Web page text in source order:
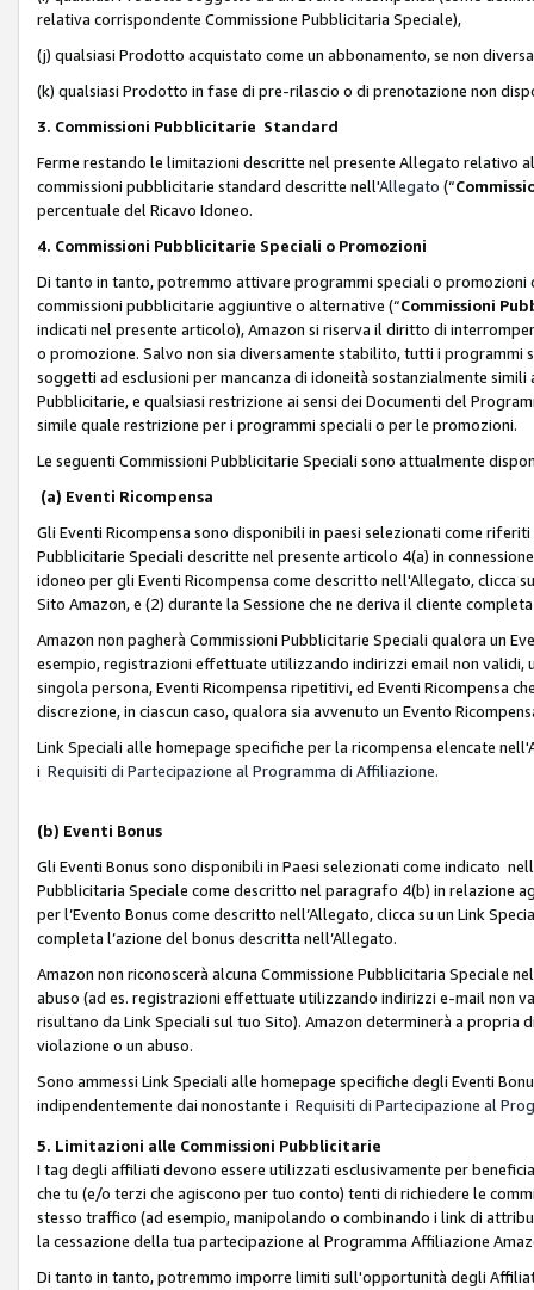
relativa corrispondente Commissione Pubblicitaria Speciale),
(j) qualsiasi Prodotto acquistato come un abbonamento, se non
(k) qualsiasi Prodotto in fase di pre-rilascio o di prenotazione non
3. Commissioni Pubblicitarie Standard
Ferme restando le limitazioni descritte nel presente Allegato relativo
commissioni pubblicitarie standard descritte nell'Allegato (“
percentuale del Ricavo Idoneo.
4. Commissioni Pubblicitarie Speciali o Promozioni
Di tanto in tanto, potremmo attivare programmi speciali o
commissioni pubblicitarie aggiuntive o alternative (“Commissioni
indicati nel presente articolo), Amazon si riserva il diritto di
o promozione. Salvo non sia diversamente stabilito, tutti i
soggetti ad esclusioni per mancanza di idoneità sostanzialmente
Pubblicitarie, e qualsiasi restrizione ai sensi dei Documenti del
simile quale restrizione per i programmi speciali o per le promozioni.
Le seguenti Commissioni Pubblicitarie Speciali sono attualmente
(a) Eventi Ricompensa
Gli Eventi Ricompensa sono disponibili in paesi selezionati come
Pubblicitarie Speciali descritte nel presente articolo 4(a) in
idoneo per gli Eventi Ricompensa come descritto nell'Allegato, clicca
Sito Amazon, e (2) durante la Sessione che ne deriva il cliente
Amazon non pagherà Commissioni Pubblicitarie Speciali qualora un
esempio, registrazioni effettuate utilizzando indirizzi email non
singola persona, Eventi Ricompensa ripetitivi, ed Eventi Ricompensa
discrezione, in ciascun caso, qualora sia avvenuto un Evento
Link Speciali alle homepage specifiche per la ricompensa elencate
i Requisiti di Partecipazione al Programma di Affiliazione.
(b) Eventi Bonus
Gli Eventi Bonus sono disponibili in Paesi selezionati come indicato
Pubblicitaria Speciale come descritto nel paragrafo 4(b) in relazione
per l’Evento Bonus come descritto nell’Allegato, clicca su un Link
completa l’azione del bonus descritta nell’Allegato.
Amazon non riconoscerà alcuna Commissione Pubblicitaria Speciale
abuso (ad es. registrazioni effettuate utilizzando indirizzi e-mail non
risultano da Link Speciali sul tuo Sito). Amazon determinerà a propria
violazione o un abuso.
Sono ammessi Link Speciali alle homepage specifiche degli Eventi
indipendentemente dai nonostante i Requisiti di Partecipazione al
5. Limitazioni alle Commissioni Pubblicitarie
I tag degli affiliati devono essere utilizzati esclusivamente per
che tu (e/o terzi che agiscono per tuo conto) tenti di richiedere le
stesso traffico (ad esempio, manipolando o combinando i link di
la cessazione della tua partecipazione al Programma Affiliazione
Di tanto in tanto, potremmo imporre limiti sull'opportunità degli